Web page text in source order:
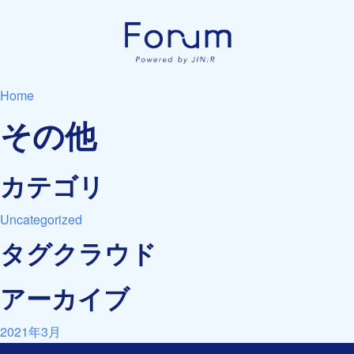
Home
その他
カテゴリ
Uncategorized
タグクラウド
アーカイブ
2021年3月